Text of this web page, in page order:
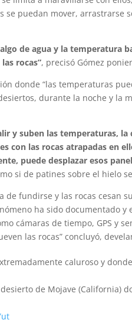
se puedan mover,
de agua y la temperatura
rocas”, precisó Gómez
donde “las temperaturas
durante la noche y la
y suben las temperaturas, la
con las rocas atrapadas en
puede desplazar esos
si de patines sobre el hielo
de fundirse y las rocas cesan
ha sido documentado
cámaras de tiempo, GPS y
las rocas” concluyó,
caluroso y
de Mojave (California)